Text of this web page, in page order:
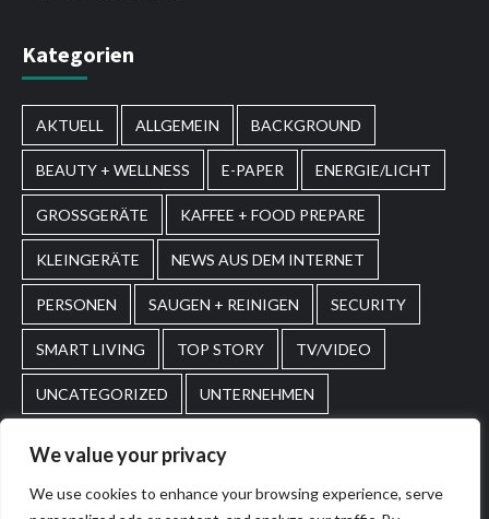
We value your privacy
We use cookies to enhance your browsing experience, serve
Kategorien
AKTUELL ALLGEMEIN BACKGROUND
BEAUTY + WELLNESS E-PAPER ENERGIE/LICHT
GROSSGERÄTE KAFFEE + FOOD PREPARE
KLEINGERÄTE NEWS AUS DEM INTERNET
PERSONEN SAUGEN + REINIGEN SECURITY
SMART LIVING TOP STORY TV/VIDEO
UNCATEGORIZED UNTERNEHMEN
Home Impressum AGBs